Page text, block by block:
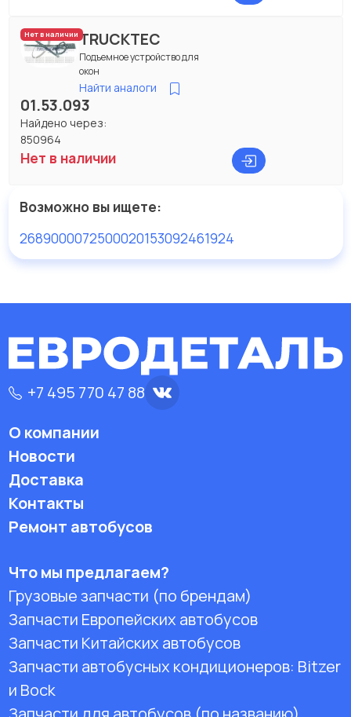
Нет в наличииTRUCKTEC
Подъемное устройство для
окон
Найти аналоги
01.53.093
Найдено через:
850964
Нет в наличии
Возможно вы ищете:
2689000072500020153092461924
+7 495 770 47 88
О компании
Новости
Доставка
Контакты
Ремонт автобусов
Что мы предлагаем?
Грузовые запчасти (по брендам)
Запчасти Европейских автобусов
Запчасти Китайских автобусов
Запчасти автобусных кондиционеров: Bitzer
и Bock